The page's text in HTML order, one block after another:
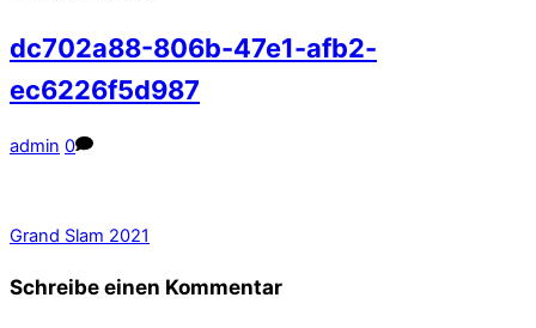
dc702a88-806b-47e1-afb2-
ec6226f5d987
admin 0
Grand Slam 2021
Schreibe einen Kommentar